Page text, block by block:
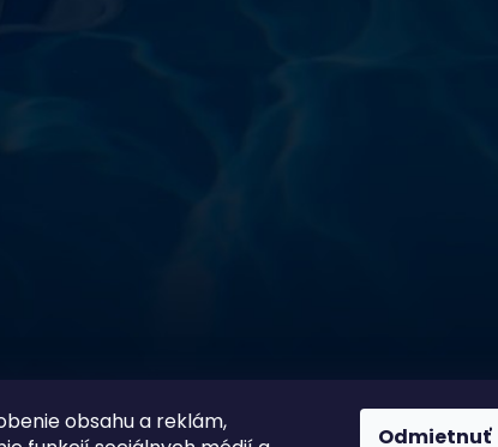
obsahu a reklám,
Odmietnuť
vzdelaním v oblasti čistiarní odpadových
zdokonaľovaním v oblasti starostlivosti o vodu.
vlastnej výroby pre čistú a bezpečnú
na najlepších európskych surovinách a
najvyššiu kvalitu za ceny porovnateľné s
a bezpečnosťou. Presvedčte sa sami o kvalite
kontrolami a testami, a o ich nepochybnej
oázu čistoty s našimi produktmi – pretože voda